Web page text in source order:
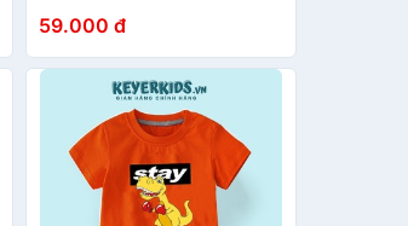
Mịn Hình Chú Gấu Dễ Thương
AT13
59.000 đ